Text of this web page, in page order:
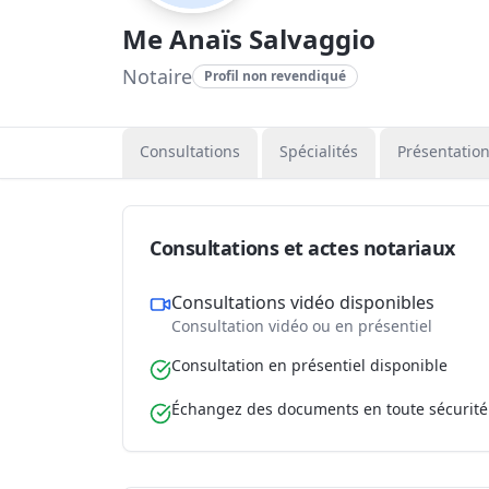
Me Anaïs Salvaggio
Notaire Profil non revendiqué
Consultations Spécialités Présentation
Consultations et actes notariaux
Consultations vidéo disponibles
Consultation vidéo ou en présentiel
Consultation en présentiel disponible
Échangez des documents en toute sécurité